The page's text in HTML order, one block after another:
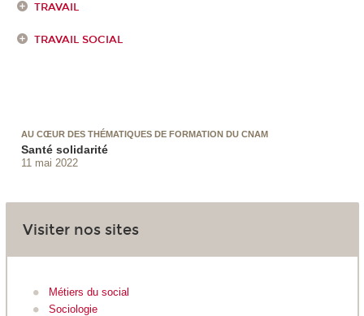
TRAVAIL
TRAVAIL SOCIAL
AU CŒUR DES THÉMATIQUES DE FORMATION DU CNAM
Santé solidarité
11 mai 2022
Visiter nos sites
Métiers du social
Sociologie